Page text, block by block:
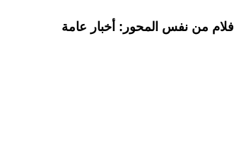
افلام من نفس المحور: أخبار عامة